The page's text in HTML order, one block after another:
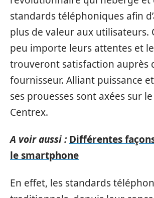
standards téléphoniques afin
plus de valeur aux utilisateurs.
peu importe leurs attentes et
trouveront satisfaction auprès
fournisseur. Alliant puissance
ses prouesses sont axées sur
Centrex.
A voir aussi : Différentes
le smartphone
En effet, les standards